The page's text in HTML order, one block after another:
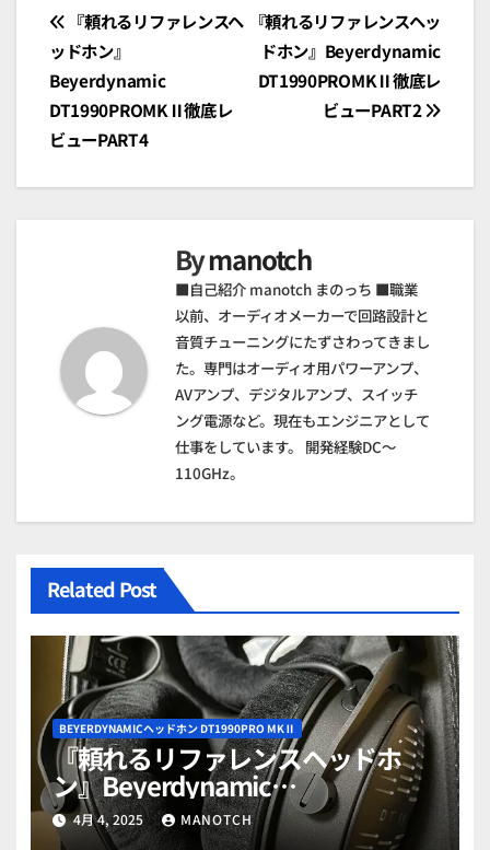
投
稿
ナ
ビ
ゲ
ョ
ン
『頼れるリファレンスヘッ
ドホン』Beyerdynamic
DT1990PROMKⅡ徹底レ
ビューPART2
『頼れるリファレンスヘ
ッドホン』
Beyerdynamic
DT1990PROMKⅡ徹底レ
ビューPART4
Bymanotch
■自己紹介 manotch まのっち ■職業
以前、オーディオメーカーで回路設計と
音質チューニングにたずさわってきまし
た。専門はオーディオ用パワーアンプ、
AVアンプ、デジタルアンプ、スイッチ
ング電源など。現在もエンジニアとして
仕事をしています。 開発経験DC～
110GHz。
Related Post
BEYERDYNAMICヘッドホン DT1990PRO MKⅡ
『頼れるリファレンスヘッドホ
ン』Beyerdynamic
DT1990PROMKⅡ徹底レビュー総
集編
4月 4, 2025 MANOTCH